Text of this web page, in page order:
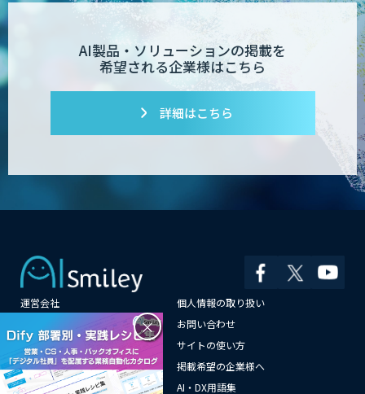
AI製品・ソリューションの掲載を
希望される企業様はこちら
詳細はこちら
運営会社
個人情報の取り扱い
お問い合わせ
メールマガジン登録
サイトの使い方
情報提供はこちらから
掲載希望の企業様へ
AI企業一覧
AI・DX用語集
×